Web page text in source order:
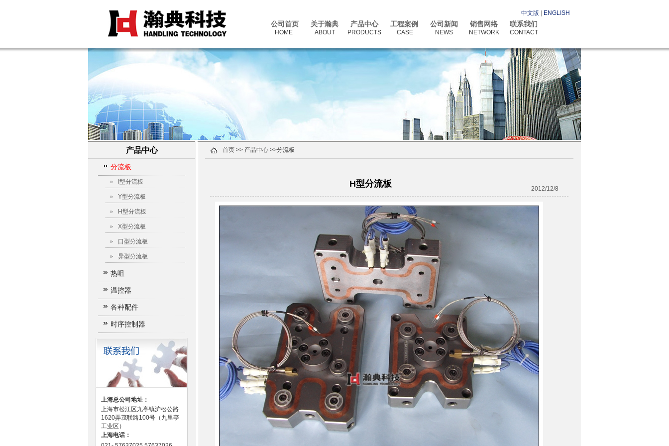
中文版 ENGLISH
公司首页
HOME
关于瀚典
ABOUT
产品中心
PRODUCTS
工程案例
CASE
公司新闻
NEWS
销售网络
NETWORK
联系我们
CONTACT
产品中心
分流板
I型分流板
Y型分流板
H型分流板
X型分流板
口型分流板
异型分流板
热咀
温控器
各种配件
时序控制器
上海总公司地址：
上海市松江区九亭镇沪松公路
1620弄茂联路100号（九里亭
工业区）
上海电话：
首页 >> 产品中心 >>分流板
2012/12/8
H型分流板